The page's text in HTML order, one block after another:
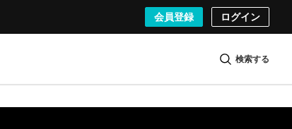
会員登録 ログイン
検索する